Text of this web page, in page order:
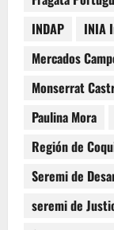
INDAP
INIA
Mercados
Monserrat
Paulina Mora
Región de
Seremi de
seremi de